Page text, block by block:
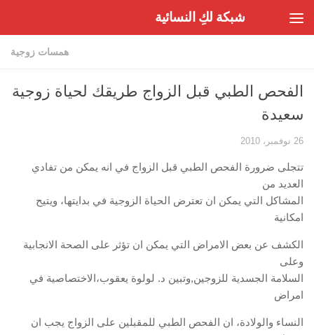
شبكة لكِ النسائية
همسات زوجية
الفحص الطبي قبل الزواج طريقك لحياة زوجية
سعيدة
26 نوفمبر، 2010
تتجلى ضرورة الفحص الطبي قبل الزواج في انه يمكن من تفادي
العديد من
المشاكل التي يمكن ان تعترض الحياة الزوجية في بدايتها، ويتيح
امكانية
الكشف عن بعض الامراض التي يمكن ان تؤثر على الصحة الانجابية
وعلى
السلامة الجسدية للزوجين,وتبين د. لولوة يعقوب،الاختصاصية في
امراض
النساء والولادة، ان الفحص الطبي للمقبلين على الزواج يجب ان